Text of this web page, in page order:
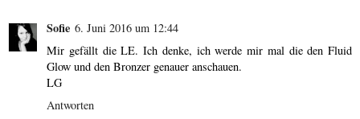
Sofie 6. Juni 2016 um 12:44
Mir gefällt die LE. Ich denke, ich werde mir mal die den Fluid
Glow und den Bronzer genauer anschauen.
LG
Antworten